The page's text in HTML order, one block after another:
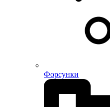
Форсунки